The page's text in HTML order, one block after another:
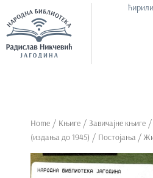
Home / Књиге / Завичајне књиге /
(издања до 1945) / Постојања /